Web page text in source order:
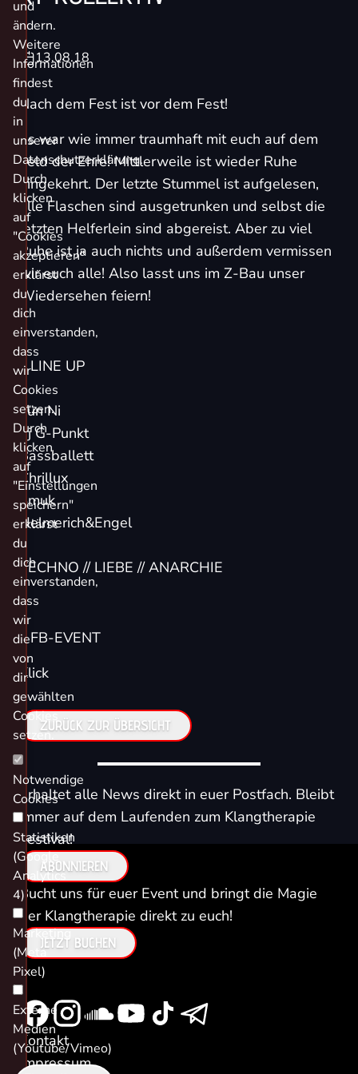
13.08.18
Nach dem Fest ist vor dem Fest!
Es war wie immer traumhaft mit euch auf dem
Feld der Ehre! Mittlerweile ist wieder Ruhe
eingekehrt. Der letzte Stummel ist aufgelesen,
alle Flaschen sind ausgetrunken und selbst die
letzten Helferlein sind abgereist. Aber zu viel
Ruhe ist ja auch nichts und außerdem vermissen
wir euch alle! Also lasst uns im Z-Bau unser
Wiedersehen feiern!
// LINE UP
Tün Ni
dj G-Punkt
Bassballett
Chrillux
Smuk
Helmerich&Engel
TECHNO // LIEBE // ANARCHIE
// FB-EVENT
Klick
ZURÜCK ZUR ÜBERSICHT
Erhaltet alle News direkt in euer Postfach. Bleibt
immer auf dem Laufenden zum Klangtherapie
Festival!
ABONNIEREN
Bucht uns für euer Event und bringt die Magie
der Klangtherapie direkt zu euch!
JETZT BUCHEN
Kontakt
Impressum
und
ändern.
Weitere
Informationen
findest
du
in
unserer
Datenschutzerklärung.
Durch
klicken
auf
"Cookies
akzeptieren"
erklärst
du
dich
einverstanden,
dass
wir
Cookies
setzen.
Durch
klicken
auf
"Einstellungen
speichern"
erklärst
du
dich
einverstanden,
dass
wir
die
von
dir
gewählten
Cookies
setzen.
Notwendige
Cookies
Statistiken
(Google
Analytics
4)
Marketing
(Meta
Pixel)
Externe
Medien
(Youtube/Vimeo)